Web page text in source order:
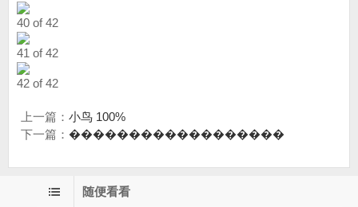
40 of 42
41 of 42
42 of 42
上一篇： 小鸟 100%
下一篇： ������������������
随便看看